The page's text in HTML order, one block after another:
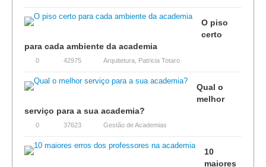
O piso
certo
para cada ambiente da academia
0 42975 Arquitetura Patricia Totaro
Qual o
melhor
serviço para a sua academia?
0 37623 Gestão de Academias
10
maiores